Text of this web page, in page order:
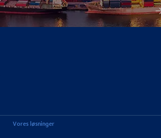
Vores løsninger